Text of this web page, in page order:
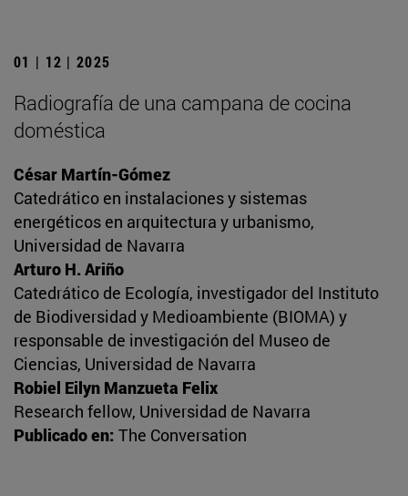
01 | 12 | 2025
Radiografía de una campana de cocina
doméstica
César Martín-Gómez
Catedrático en instalaciones y sistemas
energéticos en arquitectura y urbanismo,
Universidad de Navarra
Arturo H. Ariño
Catedrático de Ecología, investigador del Instituto
de Biodiversidad y Medioambiente (BIOMA) y
responsable de investigación del Museo de
Ciencias, Universidad de Navarra
Robiel Eilyn Manzueta Felix
Research fellow, Universidad de Navarra
Publicado en: The Conversation